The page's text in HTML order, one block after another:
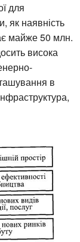
для
як наявність
майже 50 млн.
висока
в